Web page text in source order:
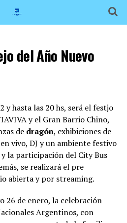
del Año Nuevo
y hasta las 20 hs, será el festjo
y el Gran Barrio Chino,
de dragón, exhibiciones de
vivo, DJ y un ambiente festivo
la participación del City Bus
se realizará el pre
abierta y por streaming.
26 de enero, la celebración
Argentinos, con